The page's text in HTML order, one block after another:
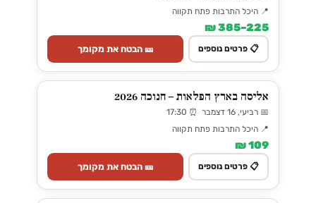
📍 היכל התרבות פתח תקווה
225–385 ₪
📋 פרטים נוספים 🎫 הבטח את מקומך
אליסה בארץ הפלאות – חנוכה 2026
📅 רביעי, 16 דצמבר ⏰ 17:30
📍 היכל התרבות פתח תקווה
109 ₪
📋 פרטים נוספים 🎫 הבטח את מקומך